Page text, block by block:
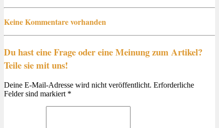
Keine Kommentare vorhanden
Du hast eine Frage oder eine Meinung zum Artikel?
Teile sie mit uns!
Deine E-Mail-Adresse wird nicht veröffentlicht. Erforderliche
Felder sind markiert *